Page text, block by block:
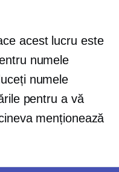
acest lucru este
numele
numele
pentru a vă
menționează